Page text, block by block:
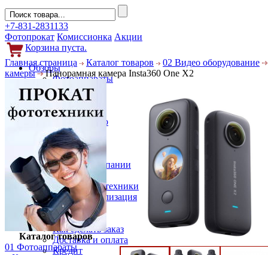
+7-831-2831133
Фотопрокат Комиссионка Акции
Корзина пуста.
Обзоры
Фотоаппараты
Объективы
Фильтры
Новости
Фото и видео
Гаджеты
Аксессуары
Слухи
Новости компании
Услуги
Прокат фототехники
Выкуп и реализация
Покупателям
Акции
Как сделать заказ
Доставка и оплата
Кредит
Главная страница Каталог товаров
02 Видео оборудование
камеры
Панорамная камера Insta360 One X2
Каталог товаров
01 Фотоаппараты